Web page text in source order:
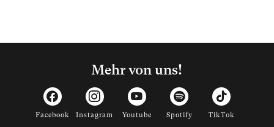
Mehr von uns!
Facebook Instagram Youtube Spotify TikTok